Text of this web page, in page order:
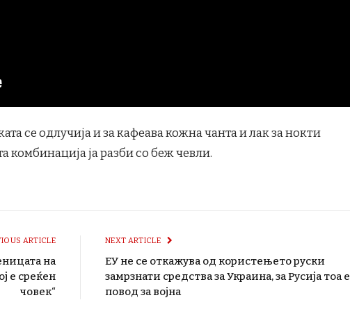
се одлучија и за кафеава кожна чанта и лак за нокти
комбинација ја разби со беж чевли.
ARTICLE
на
е среќен
човек“
NEXT ARTICLE
ЕУ не се откажува од користењето руски
замрзнати средства за Украина, за Русија тоа е
повод за војна